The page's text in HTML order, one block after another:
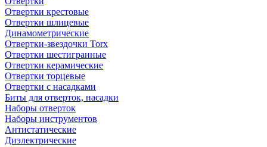
Отвертки крестовые
Отвертки шлицевые
Динамометрические
Отвертки-звездочки Torx
Отвертки шестигранные
Отвертки керамические
Отвертки торцевые
Отвертки с насадками
Биты для отверток, насадки
Наборы отверток
Наборы инструментов
Антистатические
Диэлектрические